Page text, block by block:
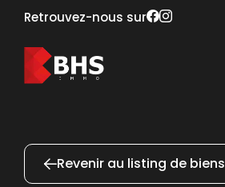
Retrouvez-nous sur
Revenir au listing de biens